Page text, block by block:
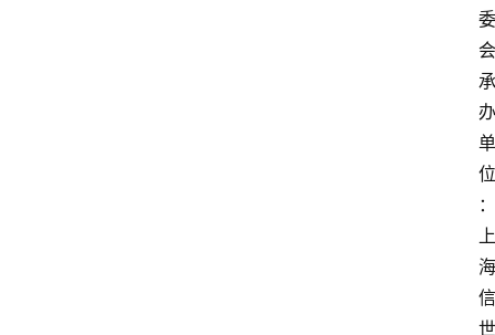
委
会
承
办
单
位
：
上
海
信
世